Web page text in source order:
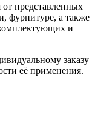
от представленных
фурнитуре, а также
и
заказу
её применения.